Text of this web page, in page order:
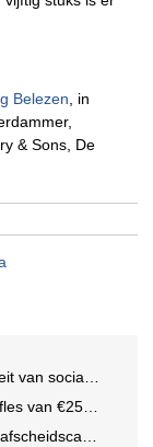
Belezen , in
& Sons, De
social naar tv
gevonden
bij Feyenoord